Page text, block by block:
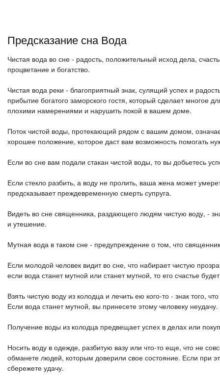
Предсказание сна Вода
Чистая вода во сне - радость, положительный исход дела,
процветание и богатство.
Чистая вода реки - благоприятный знак, сулящий успех и
прибытие богатого заморского гостя, который сделает многое
плохими намерениями и нарушить покой в ​​вашем доме.
Поток чистой воды, протекающий рядом с вашим домом,
хорошее положение, которое даст вам возможность помогать
Если во сне вам подали стакан чистой воды, то вы добьетесь
Если стекло разбить, а воду не пролить, ваша жена может
предсказывает преждевременную смерть супруга.
Видеть во сне священника, раздающего людям чистую воду, -
и утешение.
Мутная вода в таком сне - предупреждение о том, что
Если молодой человек видит во сне, что набирает чистую
если вода станет мутной или станет мутной, то его счастье
Взять чистую воду из колодца и лечить ею кого-то - знак
Если вода станет мутной, вы принесете этому человеку неудачу.
Получение воды из колодца предвещает успех в делах или
Носить воду в одежде, разбитую вазу или что-то еще, что не
обманете людей, которым доверили свое состояние. Если при
сбережете удачу.